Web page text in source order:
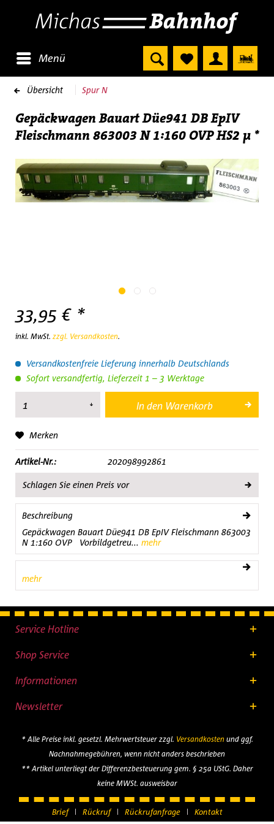
Menü
Übersicht Spur N
Gepäckwagen Bauart Düe941 DB EpIV
Fleischmann 863003 N 1:160 OVP HS2 µ *
33,95 € *
inkl. MwSt. zzgl. Versandkosten.
Versandkostenfreie Lieferung innerhalb Deutschlands
Sofort versandfertig, Lieferzeit 1 – 3 Werktage
In den Warenkorb
Merken
Artikel-Nr.: 202098992861
Schlagen Sie einen Preis vor
Beschreibung
Gepäckwagen Bauart Düe941 DB EpIV Fleischmann 863003
N 1:160 OVP Vorbildgetreu... mehr
mehr
Service Hotline
Shop Service
Informationen
Newsletter
* Alle Preise inkl. gesetzl. Mehrwertsteuer zzgl. Versandkostenund ggf.
Nachnahmegebühren, wenn nicht anders beschrieben
** Artikel unterliegt der Differenzbesteuerung gem. § 25a UStG. Daher
keine MWSt. ausweisbar
Brief Rückruf Rückrufanfrage Kontakt